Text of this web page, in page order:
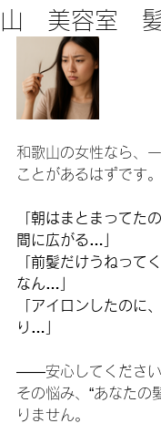
山 美容室 髪
和歌山の女性なら、
ことがあるはずです。
「朝はまとまってた
間に広がる…」
「前髪だけうねって
なん…」
「アイロンしたのに
り…」
——安心してください
その悩み、“あなたの
りません。